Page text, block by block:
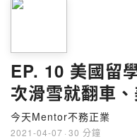
EP. 10 美國留
次滑雪就翻車
憲
今天Mentor不務正業
2021-04-07 · 30 分鐘